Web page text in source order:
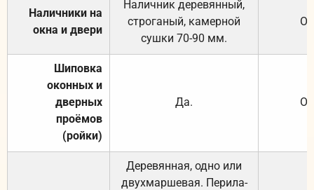
Наличники на
окна и двери
Наличник деревянный,
строганый, камерной
сушки 70-90 мм.
Шиповка
оконных и
дверных
проёмов
(ройки)
Да.
Деревянная, одно или
двухмаршевая. Перила-